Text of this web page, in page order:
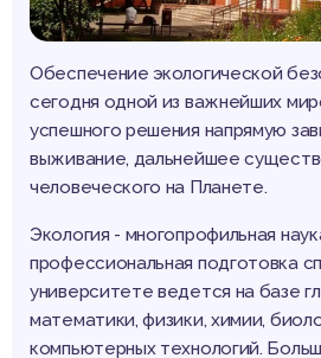
Обеспечение экологической
сегодня одной из важнейших
успешного решения напрямую
выживание, дальнейшее
человеческого на Планете.
Экология - многопрофильная
профессиональная подготовка
университете ведется на базе
математики, физики, химии,
компьютерных технологий.